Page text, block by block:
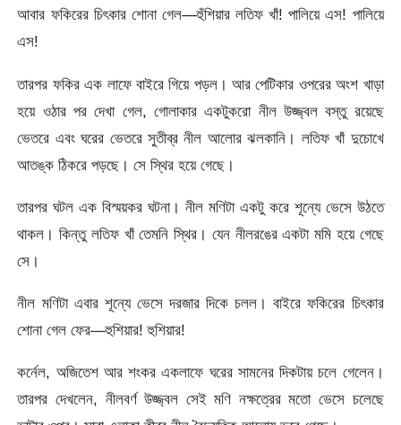
আবার ফকিরের চিৎকার শোনা গেল—হুঁশিয়ার লতিফ খাঁ! পালিয়ে এস! পালিয়ে
এস!
তারপর ফকির এক লাফে বাইরে গিয়ে পড়ল। আর পেটিকার ওপরের অংশ খাড়া
হয়ে ওঠার পর দেখা গেল, গোলাকার একটুকরো নীল উজ্জ্বল বস্তু রয়েছে
ভেতরে এবং ঘরের ভেতরে সুতীব্র নীল আলোর ঝলকানি। লতিফ খাঁ দুচোখে
আতঙ্ক ঠিকরে পড়ছে। সে স্থির হয়ে গেছে।
তারপর ঘটল এক বিস্ময়কর ঘটনা। নীল মণিটা একটু করে শূন্যে ভেসে উঠতে
থাকল। কিন্তু লতিফ খাঁ তেমনি স্থির। যেন নীলরঙের একটা মমি হয়ে গেছে
সে।
নীল মণিটা এবার শূন্যে ভেসে দরজার দিকে চলল। বাইরে ফকিরের চিৎকার
শোনা গেল ফের—হুশিয়ার! হুশিয়ার!
কর্নেল, অজিতেশ আর শংকর একলাফে ঘরের সামনের দিকটায় চলে গেলেন।
তারপর দেখলেন, নীলবর্ণ উজ্জ্বল সেই মণি নক্ষত্রের মতো ভেসে চলেছে